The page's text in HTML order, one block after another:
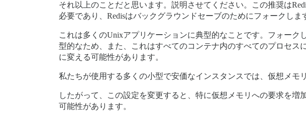
それ以上のことだと思います。説明させてください。この推奨は
必要であり、Redisはバックグラウンドセーブのためにフォークし
これは多くのUnixアプリケーションに典型的なことです。フォー
型的なため、また、これはすべてのコンテナ内のすべてのプロセ
に変える可能性があります。
私たちが使用する多くの小型で安価なインスタンスでは、仮想メモ
したがって、この設定を変更すると、特に仮想メモリへの要求を
可能性があります。